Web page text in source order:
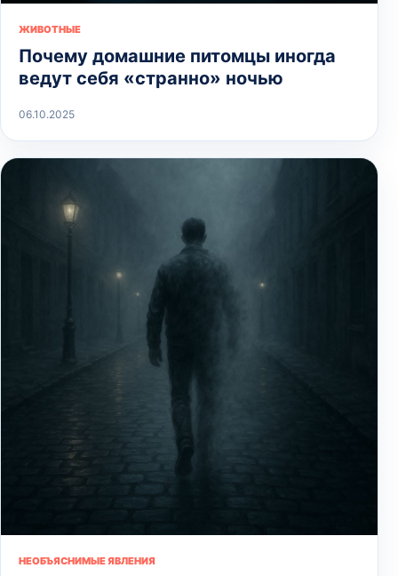
ЖИВОТНЫЕ
Почему домашние питомцы иногда
ведут себя «странно» ночью
06.10.2025
НЕОБЪЯСНИМЫЕ ЯВЛЕНИЯ